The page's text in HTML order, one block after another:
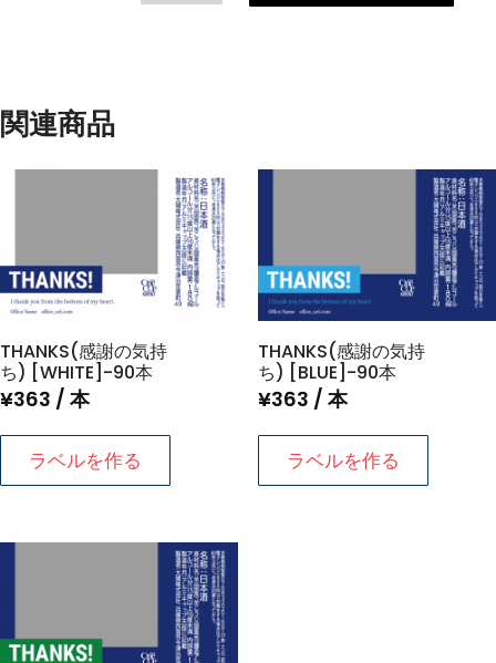
個
関連商品
THANKS(感謝の気持
ち) [WHITE]-90本
¥363 / 本
ラベルを作る
THANKS(感謝の気持
ち) [BLUE]-90本
¥363 / 本
ラベルを作る